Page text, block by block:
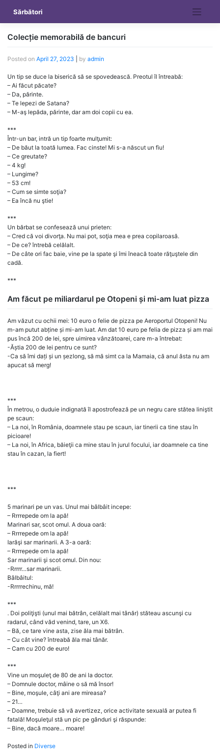
content
Sărbători
Colecție memorabilă de bancuri
Posted on April 27, 2023 by admin
Un tip se duce la biserică să se spovedească. Preotul îl întreabă:
– Ai făcut păcate?
– Da, părinte.
– Te lepezi de Satana?
– M-aş lepăda, părinte, dar am doi copii cu ea.
***
Într-un bar, intră un tip foarte mulţumit:
– De băut la toată lumea. Fac cinste! Mi s-a născut un fiu!
– Ce greutate?
– 4 kg!
– Lungime?
– 53 cm!
– Cum se simte soţia?
– Ea încă nu ştie!
***
Un bărbat se confesează unui prieten:
– Cred că voi divorţa. Nu mai pot, soţia mea e prea copilaroasă.
– De ce? întrebă celălalt.
– De câte ori fac baie, vine pe la spate şi îmi îneacă toate răţuştele din
cadă.
***
Am făcut pe miliardarul pe Otopeni și mi-am luat pizza
Am văzut cu ochii mei: 10 euro o felie de pizza pe Aeroportul Otopeni! Nu
m-am putut abține și mi-am luat. Am dat 10 euro pe felia de pizza și am mai
pus încă 200 de lei, spre uimirea vânzătoarei, care m-a întrebat:
-Ăștia 200 de lei pentru ce sunt?
-Ca să îmi dați și un șezlong, să mă simt ca la Mamaia, că anul ăsta nu am
apucat să merg!
***
În metrou, o duduie indignată îl apostrofează pe un negru care stătea liniştit
pe scaun:
– La noi, în România, doamnele stau pe scaun, iar tinerii ca tine stau în
picioare!
– La noi, în Africa, băieţii ca mine stau în jurul focului, iar doamnele ca tine
stau în cazan, la fiert!
***
5 marinari pe un vas. Unul mai bâlbâit incepe:
– Rrrrepede om la apă!
Marinari sar, scot omul. A doua oară:
– Rrrrepede om la apă!
Iarăşi sar marinarii. A 3-a oară:
– Rrrrepede om la apă!
Sar marinarii şi scot omul. Din nou:
-Rrrrr…sar marinarii.
Bâlbâitul:
-Rrrrrechinu, mă!
***
. Doi poliţişti (unul mai bătrân, celălalt mai tânăr) stăteau ascunşi cu
radarul, când văd venind, tare, un X6.
– Bă, ce tare vine asta, zise ăla mai bătrân.
– Cu cât vine? întreabă ăla mai tânăr.
– Cam cu 200 de euro!
***
Vine un moşuleţ de 80 de ani la doctor.
– Domnule doctor, mâine o să mă însor!
– Bine, moşule, câţi ani are mireasa?
– 21…
– Doamne, trebuie să vă avertizez, orice activitate sexuală ar putea fi
fatală! Moşuleţul stă un pic pe gânduri şi răspunde:
– Bine, dacă moare… moare!
Posted in Diverse